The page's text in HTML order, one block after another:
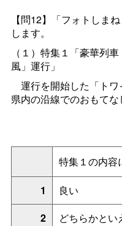
【問12】「フォトしま
します。
（１） 特集１「豪華列
風」運行」
運行を開始した「トワ
県内の沿線でのおもて
特集１の内容
1
良い
2
どちらかとい